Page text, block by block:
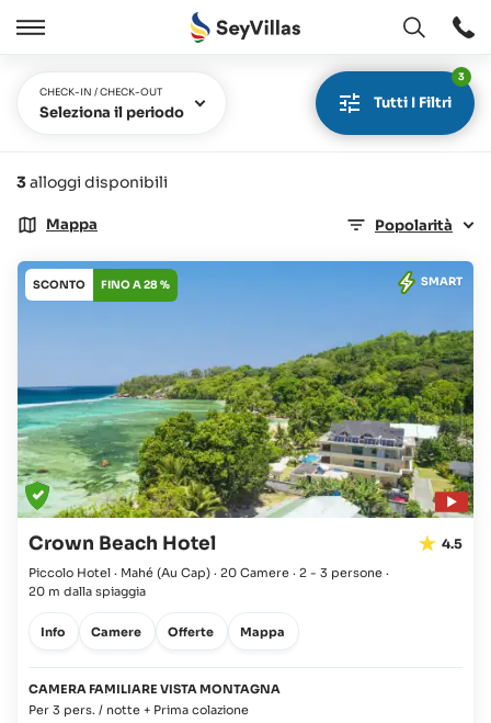
Chiudere
Aperto
CHECK-IN / CHECK-OUT
Seleziona il periodo Tutti I Filtri
3
3alloggi disponibili
Mappa Popolarità
SCONTO FINO A 28 % SMART
Crown Beach Hotel 4.5
Piccolo Hotel · Mahé (Au Cap) · 20 Camere · 2 - 3 persone ·
20 m dalla spiaggia
Info Camere Offerte Mappa
CAMERA FAMILIARE VISTA MONTAGNA
Per 3 pers. / notte + Prima colazione